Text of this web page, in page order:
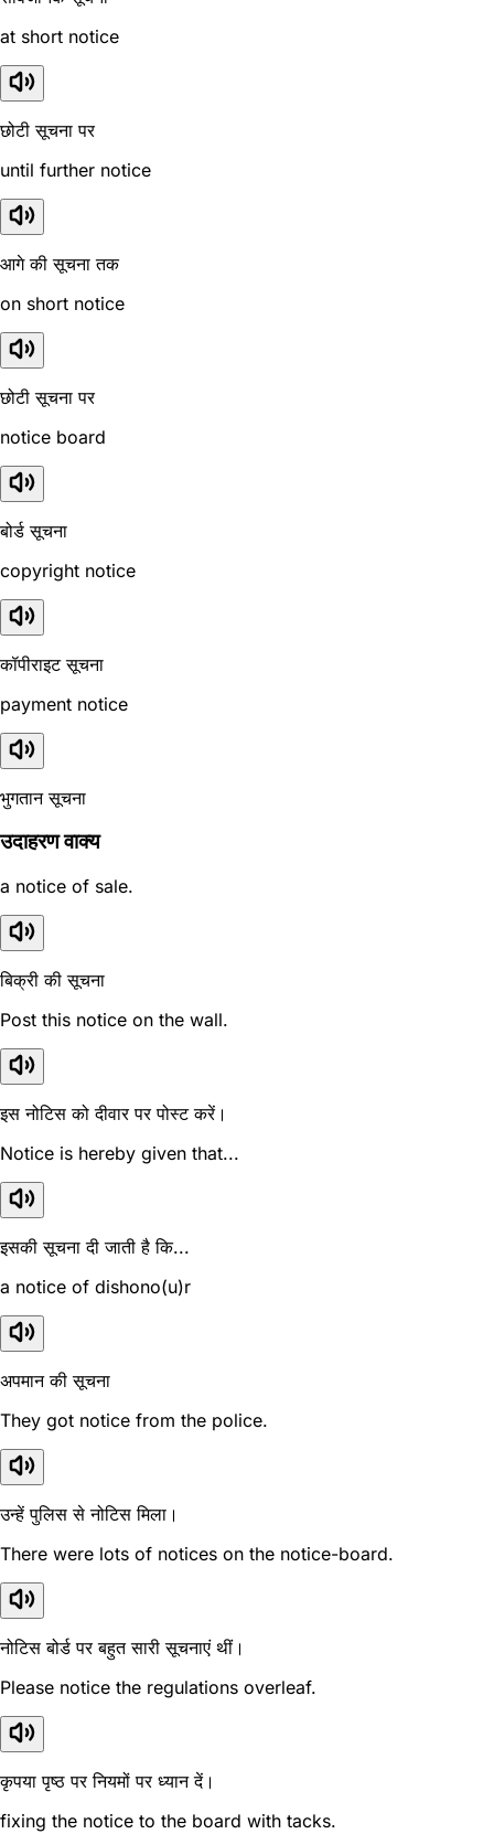
at short notice
छोटी सूचना पर
until further notice
आगे की सूचना तक
on short notice
छोटी सूचना पर
notice board
बोर्ड सूचना
copyright notice
कॉपीराइट सूचना
payment notice
भुगतान सूचना
उदाहरण वाक्य
a notice of sale.
बिक्री की सूचना
Post this notice on the wall.
इस नोटिस को दीवार पर पोस्ट करें।
Notice is hereby given that...
इसकी सूचना दी जाती है कि...
a notice of dishono(u)r
अपमान की सूचना
They got notice from the police.
उन्हें पुलिस से नोटिस मिला।
There were lots of notices on the notice-board.
नोटिस बोर्ड पर बहुत सारी सूचनाएं थीं।
Please notice the regulations overleaf.
कृपया पृष्ठ पर नियमों पर ध्यान दें।
fixing the notice to the board with tacks.